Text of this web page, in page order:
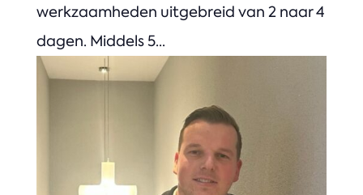
werkzaamheden uitgebreid van 2 naar 4
dagen. Middels 5...